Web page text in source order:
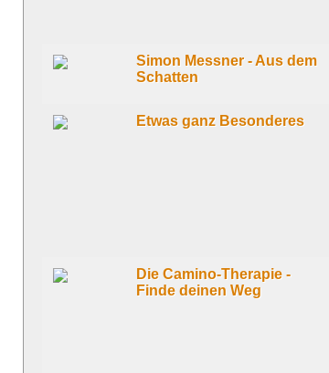
Simon Messner - Aus dem
Schatten
Etwas ganz Besonderes
Die Camino-Therapie -
Finde deinen Weg